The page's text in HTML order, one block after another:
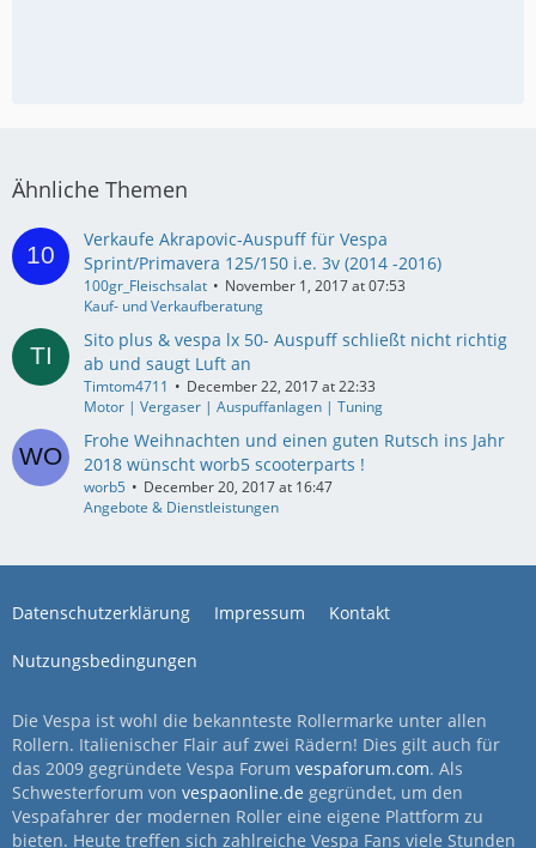
Ähnliche Themen
Verkaufe Akrapovic-Auspuff für Vespa
Sprint/Primavera 125/150 i.e. 3v (2014 -2016)
100gr_Fleischsalat
November 1, 2017 at 07:53
Kauf- und Verkaufberatung
Sito plus & vespa lx 50- Auspuff schließt nicht richtig
ab und saugt Luft an
Timtom4711
December 22, 2017 at 22:33
Motor | Vergaser | Auspuffanlagen | Tuning
Frohe Weihnachten und einen guten Rutsch ins Jahr
2018 wünscht worb5 scooterparts !
worb5
December 20, 2017 at 16:47
Angebote & Dienstleistungen
Datenschutzerklärung Impressum Kontakt
Nutzungsbedingungen
Die Vespa ist wohl die bekannteste Rollermarke unter allen
Rollern. Italienischer Flair auf zwei Rädern! Dies gilt auch für
das 2009 gegründete Vespa Forum vespaforum.com. Als
Schwesterforum von vespaonline.de gegründet, um den
Vespafahrer der modernen Roller eine eigene Plattform zu
bieten. Heute treffen sich zahlreiche Vespa Fans viele Stunden